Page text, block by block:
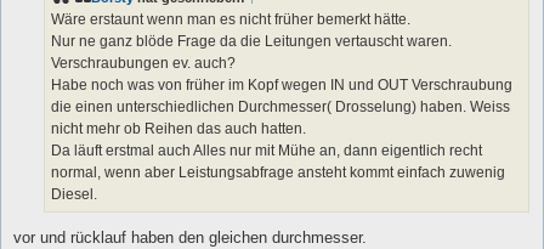
Wäre erstaunt wenn man es nicht früher bemerkt hätte.
Nur ne ganz blöde Frage da die Leitungen vertauscht waren.
Verschraubungen ev. auch?
Habe noch was von früher im Kopf wegen IN und OUT Verschraubung
die einen unterschiedlichen Durchmesser( Drosselung) haben. Weiss
nicht mehr ob Reihen das auch hatten.
Da läuft erstmal auch Alles nur mit Mühe an, dann eigentlich recht
normal, wenn aber Leistungsabfrage ansteht kommt einfach zuwenig
Diesel.
vor und rücklauf haben den gleichen durchmesser.